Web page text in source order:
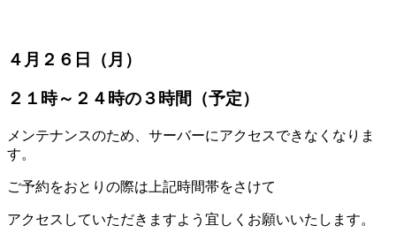
４月２６日（月）
２１時～２４時の３時間（予定）
メンテナンスのため、サーバーにアクセスできなくなりま
す。
ご予約をおとりの際は上記時間帯をさけて
アクセスしていただきますよう宜しくお願いいたします。